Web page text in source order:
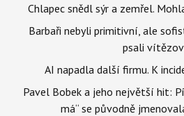
Chlapec snědl sýr a zemřel.
Barbaři nebyli primitivní, ale
psali
AI napadla další firmu. K
Pavel Bobek a jeho největší hit:
má“ se původně